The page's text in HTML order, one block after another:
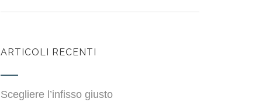
ARTICOLI RECENTI
Scegliere l’infisso giusto